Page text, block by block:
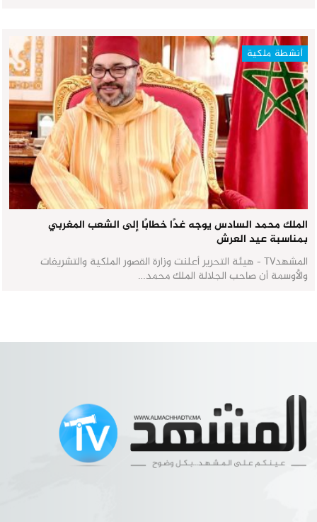
أنشطة ملكية
الملك محمد السادس يوجه غدًا خطابًا إلى الشعب المغربي
بمناسبة عيد العرش
المشهدTV - هيئة التحرير أعلنت وزارة القصور الملكية والتشريفات
والأوسمة أن صاحب الجلالة الملك محمد…